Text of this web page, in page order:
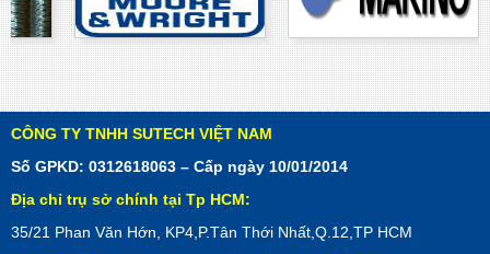
CÔNG TY TNHH SUTECH VIỆT NAM
Số GPKD: 0312618063 – Cấp ngày 10/01/2014
Địa chỉ trụ sở chính tại Tp HCM:
35/21 Phan Văn Hớn, KP4,P.Tân Thới Nhất,Q.12,TP HCM